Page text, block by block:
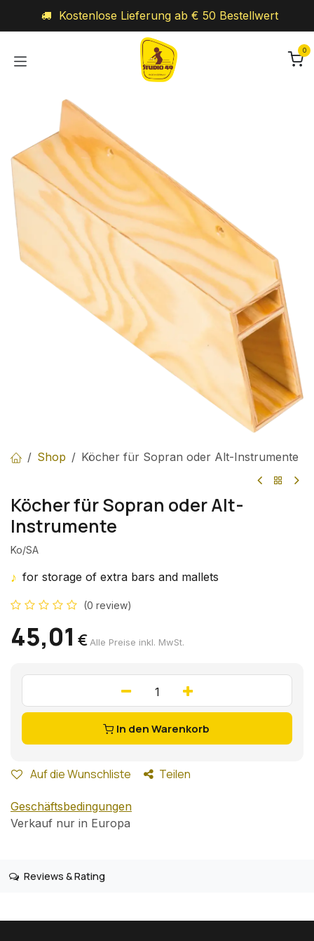
Kostenlose Lieferung ab € 50 Bestellwert
0
Shop Köcher für Sopran oder Alt-Instrumente
Köcher für Sopran oder Alt-
Instrumente
Ko/SA
♪ for storage of extra bars and mallets
(0 review)
45,01 €Alle Preise inkl. MwSt.
In den Warenkorb
Auf die Wunschliste Teilen
Geschäftsbedingungen
Verkauf nur in Europa
Reviews & Rating